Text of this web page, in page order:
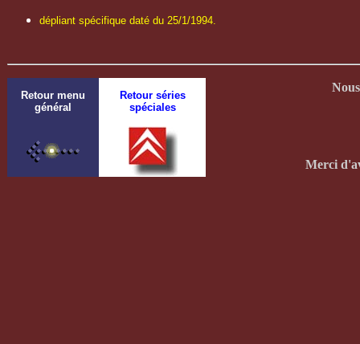
dépliant spécifique daté du 25/1/1994.
Retour menu
général
Retour séries
spéciales
Merci